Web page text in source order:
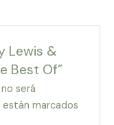
Lewis &
Best Of”
será
marcados